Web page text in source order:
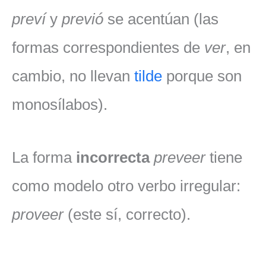
prevíy previó se acentúan (las
formas correspondientes de ver, en
cambio, no llevan tilde porque son
monosílabos).
La forma incorrecta preveertiene
como modelo otro verbo irregular:
proveer(este sí, correcto).